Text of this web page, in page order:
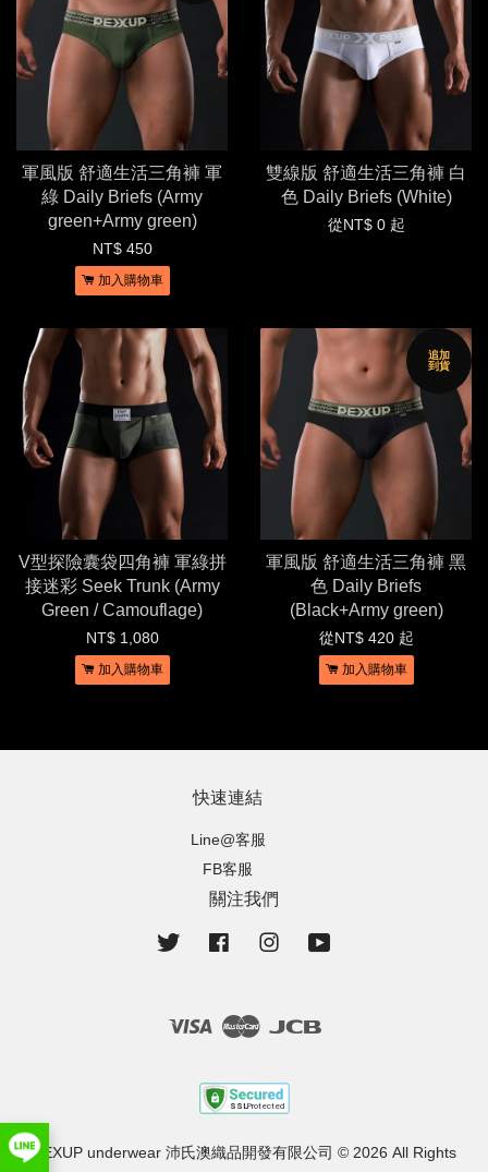
軍風版 舒適生活三角褲 軍
綠 Daily Briefs (Army
green+Army green)
NT$ 450
加入購物車
雙線版 舒適生活三角褲 白
色 Daily Briefs (White)
從 NT$ 0 起
V型探險囊袋四角褲 軍綠拼
接迷彩 Seek Trunk (Army
Green / Camouflage)
NT$ 1,080
加入購物車
追加
到貨
軍風版 舒適生活三角褲 黑
色 Daily Briefs
(Black+Army green)
從 NT$ 420 起
加入購物車
快速連結
Line@客服
FB客服
關注我們
Twitter FacebookInstagram
Visa Master
PEXUP underwear 沛氏澳織品開發有限公司 © 2026 All Rights